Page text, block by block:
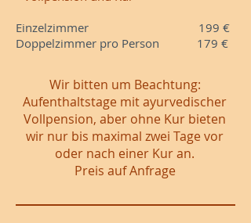
Einzelzimmer 199 €
Doppelzimmer pro Person 179 €
Wir bitten um Beachtung:
Aufenthaltstage mit ayurvedischer
Vollpension, aber ohne Kur bieten
wir nur bis maximal zwei Tage vor
oder nach einer Kur an.
​Preis auf Anfrage